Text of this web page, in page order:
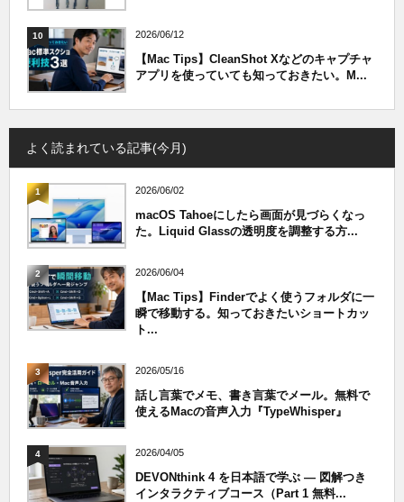
10 2026/06/12
【Mac Tips】CleanShot Xなどのキャプチャ
アプリを使っていても知っておきたい。M...
よく読まれている記事(今月)
1 2026/06/02
macOS Tahoeにしたら画面が見づらくなっ
た。Liquid Glassの透明度を調整する方...
2 2026/06/04
【Mac Tips】Finderでよく使うフォルダに一
瞬で移動する。知っておきたいショートカッ
ト...
3 2026/05/16
話し言葉でメモ、書き言葉でメール。無料で
使えるMacの音声入力『TypeWhisper』
4 2026/04/05
DEVONthink 4 を日本語で学ぶ — 図解つき
インタラクティブコース（Part 1 無料...